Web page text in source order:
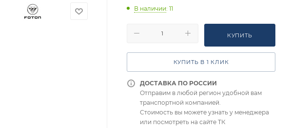
В наличии: 11
КУПИТЬ
КУПИТЬ В 1 КЛИК
ДОСТАВКА ПО РОССИИ
Отправим в любой регион удобной вам
транспортной компанией.
Стоимость вы можете узнать у менеджера
или посмотреть на сайте ТК